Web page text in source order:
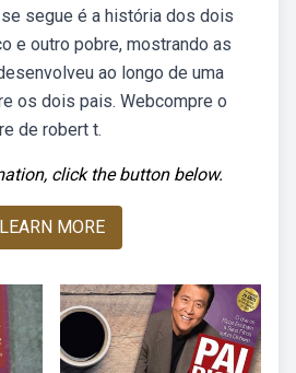
segue é a história dos dois
e outro pobre, mostrando as
ao longo de uma
os dois pais. Webcompre o
de robert t.
click the button below.
LEARN MORE